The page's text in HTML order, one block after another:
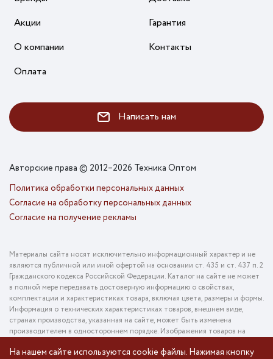
На нашем сайте используются cookie файлы. Нажимая кнопку
Акции
О компании
Оплата
Гарантия
Контакты
Написать нам
Авторские права © 2012–2026 Техника Оптом
Политика обработки персональных данных
Согласие на обработку персональных данных
Согласие на получение рекламы
Материалы сайта носят исключительно информационный характер и не
являются публичной или иной офертой на основании ст. 435 и ст. 437 п. 2
Гражданского кодекса Российской Федерации. Каталог на сайте не может
в полной мере передавать достоверную информацию о свойствах,
комплектации и характеристиках товара, включая цвета, размеры и формы.
Информация о технических характеристиках товаров, внешнем виде,
странах производства, указанная на сайте, может быть изменена
производителем в одностороннем порядке. Изображения товаров на
оригинального товара. Информация о цене товара, указанная в каталоге на